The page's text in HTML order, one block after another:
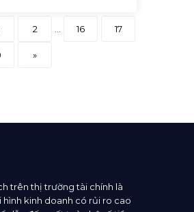
2 16 17
»
trên thị trường tài chính là
hình kinh doanh có rủi ro cao